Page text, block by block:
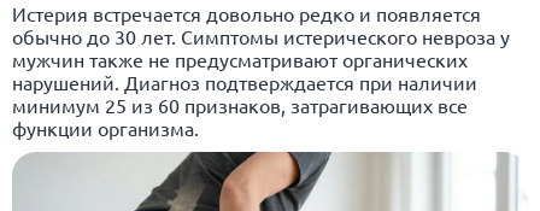
Истерия встречается довольно редко и появляется
обычно до 30 лет. Симптомы истерического невроза у
мужчин также не предусматривают органических
нарушений. Диагноз подтверждается при наличии
минимум 25 из 60 признаков, затрагивающих все
функции организма.